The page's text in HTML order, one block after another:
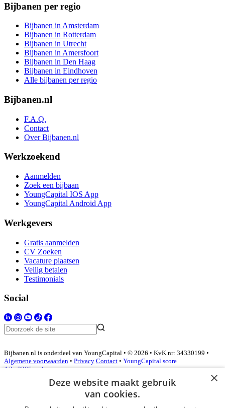
Bijbanen per regio
Bijbanen in Amsterdam
Bijbanen in Rotterdam
Bijbanen in Utrecht
Bijbanen in Amersfoort
Bijbanen in Den Haag
Bijbanen in Eindhoven
Alle bijbanen per regio
Bijbanen.nl
F.A.Q.
Contact
Over Bijbanen.nl
Werkzoekend
Aanmelden
Zoek een bijbaan
YoungCapital IOS App
YoungCapital Android App
Werkgevers
Gratis aanmelden
CV Zoeken
Vacature plaatsen
Veilig betalen
Testimonials
Social
Bijbanen.nl is onderdeel van YoungCapital • © 2026 • KvK nr: 34330199 •
Algemene voorwaarden • Privacy Contact • YoungCapital score
4.3 - 3366 reviews
Inloggen als bedrijf
×
Deze website maakt gebruik
van cookies.